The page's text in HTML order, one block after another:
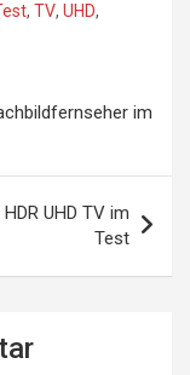
, TV, UHD,
im
UHD TV im
Test